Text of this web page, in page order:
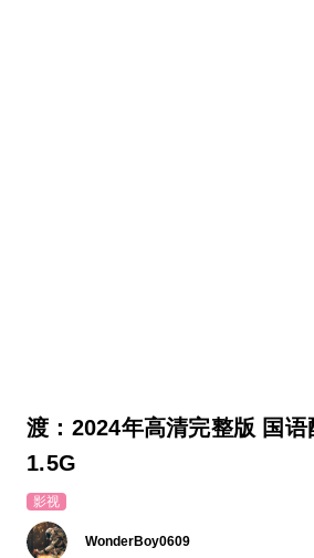
渡：2024年高清完整版 国语
1.5G
影视
WonderBoy0609